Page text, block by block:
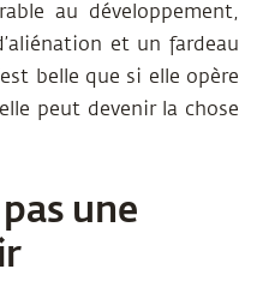
au développement,
et un fardeau
belle que si elle opère
peut devenir la chose
une